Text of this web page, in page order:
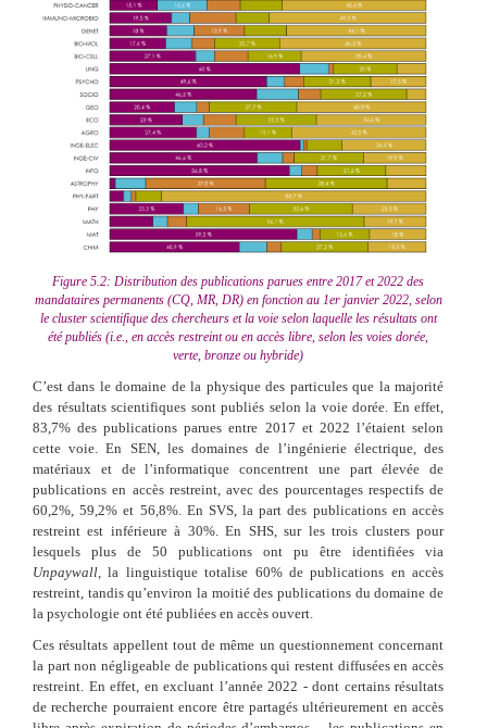
Figure 5.2: Distribution des publications parues entre 2017 et 2022 des
mandataires permanents (CQ, MR, DR) en fonction au 1er janvier 2022, selon
le cluster scientifique des chercheurs et la voie selon laquelle les résultats ont
été publiés (i.e., en accès restreint ou en accès libre, selon les voies dorée,
verte, bronze ou hybride)
C’est dans le domaine de la physique des particules que la majorité
des résultats scientifiques sont publiés selon la voie dorée. En effet,
83,7% des publications parues entre 2017 et 2022 l’étaient selon
cette voie. En SEN, les domaines de l’ingénierie électrique, des
matériaux et de l’informatique concentrent une part élevée de
publications en accès restreint, avec des pourcentages respectifs de
60,2%, 59,2% et 56,8%. En SVS, la part des publications en accès
restreint est inférieure à 30%. En SHS, sur les trois clusters pour
lesquels plus de 50 publications ont pu être identifiées via
Unpaywall , la linguistique totalise 60% de publications en accès
restreint, tandis qu’environ la moitié des publications du domaine de
la psychologie ont été publiées en accès ouvert.
Ces résultats appellent tout de même un questionnement concernant
la part non négligeable de publications qui restent diffusées en accès
restreint. En effet, en excluant l’année 2022 - dont certains résultats
de recherche pourraient encore être partagés ultérieurement en accès